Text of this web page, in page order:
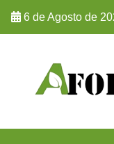
6 de Agosto de